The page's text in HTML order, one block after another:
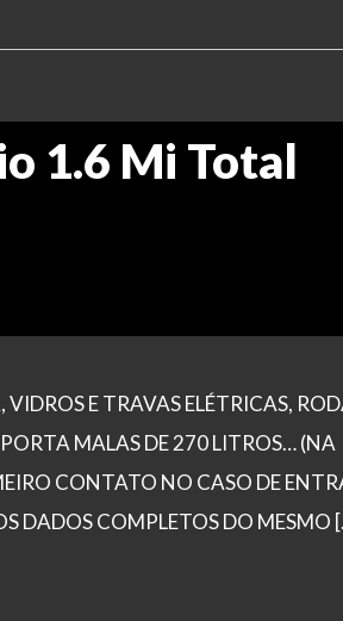
1.6 Mi Total
E TRAVAS ELÉTRICAS,
MALAS DE 270 LITROS… (NA
CONTATO NO CASO DE
DADOS COMPLETOS DO MESMO